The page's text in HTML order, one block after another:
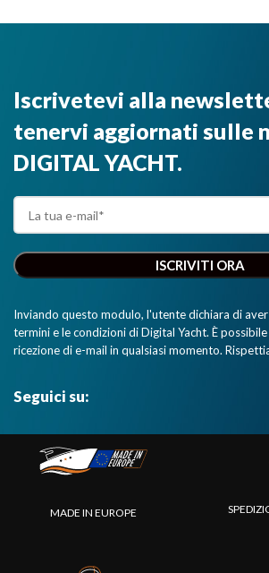
Iscrivetevi alla
tenervi aggiornati sulle
DIGITAL YACHT.
Inviando questo modulo, l'utente dichiara di
termini e le condizioni di Digital Yacht. È
ricezione di e-mail in qualsiasi momento.
Seguici su:
MADE IN EUROPE